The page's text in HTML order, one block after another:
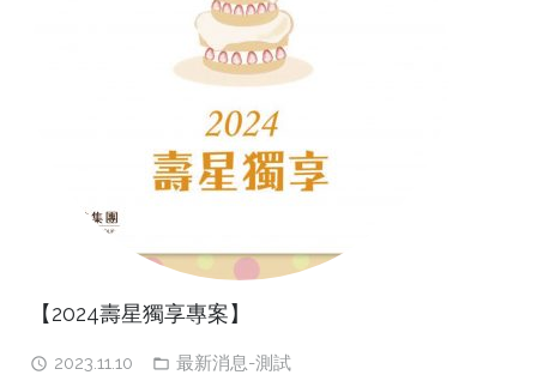
【2024壽星獨享專案】
2023.11.10 最新消息-測試